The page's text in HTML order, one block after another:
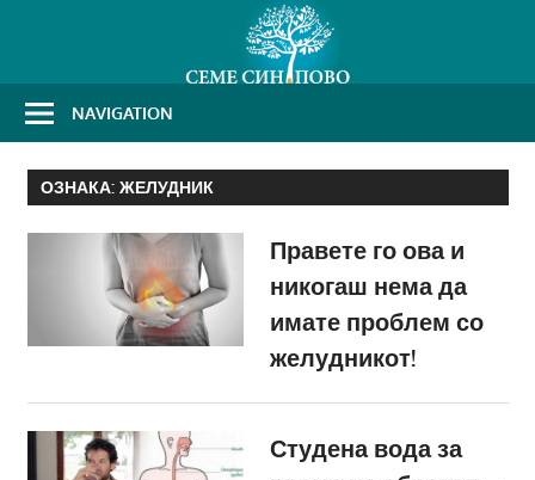
NAVIGATION
ОЗНАКА: ЖЕЛУДНИК
Правете го ова и
никогаш нема да
имате проблем со
желудникот!
Студена вода за